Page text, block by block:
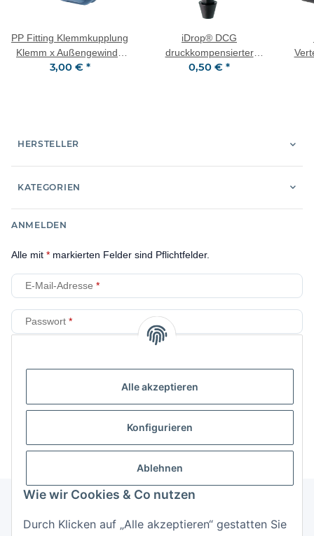
Alle akzeptieren
Konfigurieren
Ablehnen
Wie wir Cookies & Co nutzen
Durch Klicken auf „Alle akzeptieren“ gestatten Sie
PP Fitting Klemmkupplung
Klemm x Außengewinde
(AG) 32 mm x 1/2" PN10
3,00 € *
iDrop® DCG
druckkompensierter
Einzeltropfer 4,0 l/h grün
0,50 € *
HERSTELLER
KATEGORIEN
ANMELDEN
Alle mit * markierten Felder sind Pflichtfelder.
E-Mail-Adresse
Passwort
Neu hier? Jetzt registrieren!
Informationen